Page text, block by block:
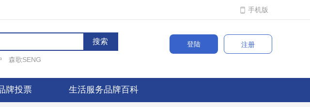
手机版
登陆
注册
森歌SENG
牌投票 生活服务品牌百科